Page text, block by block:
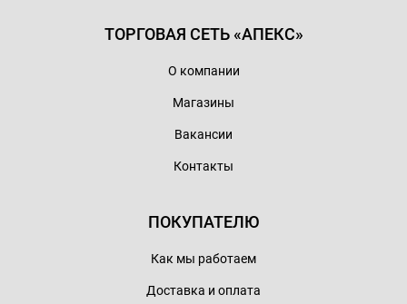
ТОРГОВАЯ СЕТЬ «АПЕКС»
О компании
Магазины
Вакансии
Контакты
ПОКУПАТЕЛЮ
Как мы работаем
Доставка и оплата